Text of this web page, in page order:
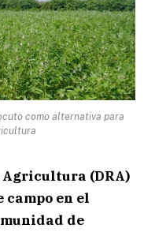
como alternativa para
(DRA)
en el
de